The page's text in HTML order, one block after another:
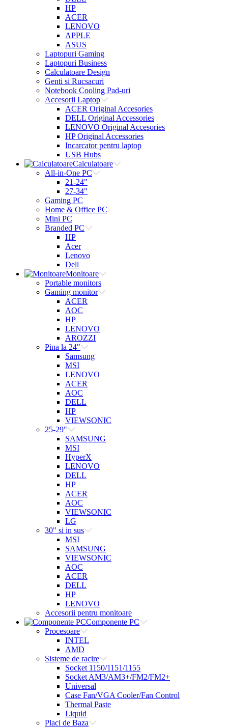
HP
ACER
LENOVO
APPLE
ASUS
Laptopuri Gaming
Laptopuri Business
Calculatoare Design
Genti si Rucsacuri
Notebook Cooling Pad-uri
Accesorii Laptop
ACER Original Accesories
DELL Original Accessories
LENOVO Original Accesories
HP Original Accessories
Incarcator pentru laptop
USB Hubs
Calculatoare
All-in-One PC
21-24"
27-34"
Gaming PC
Home & Office PC
Mini PC
Branded PC
HP
Acer
Lenovo
Dell
Monitoare
Portable monitors
Gaming monitor
ACER
AOC
HP
LENOVO
AROZZI
Pina la 24"
Samsung
MSI
LENOVO
ACER
AOC
DELL
HP
VIEWSONIC
25-29"
SAMSUNG
MSI
HyperX
LENOVO
DELL
HP
ACER
AOC
VIEWSONIC
LG
30" si in sus
MSI
SAMSUNG
VIEWSONIC
AOC
ACER
DELL
HP
LENOVO
Accesorii pentru monitoare
Componente PC
Procesoare
INTEL
AMD
Sisteme de racire
Socket 1150/1151/1155
Socket AM3/AM3+/FM2/FM2+
Universal
Case Fan/VGA Cooler/Fan Control
Thermal Paste
Liquid
Placi de Baza